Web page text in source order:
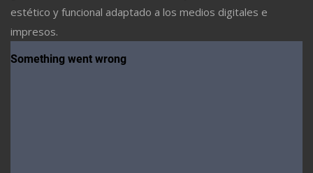
estético y funcional adaptado a los medios digitales e
impresos.